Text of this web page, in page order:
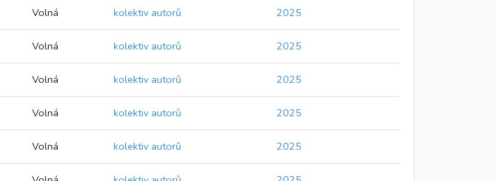
Volná kolektiv autorů 2025
Volná kolektiv autorů 2025
Volná kolektiv autorů 2025
Volná kolektiv autorů 2025
Volná kolektiv autorů 2025